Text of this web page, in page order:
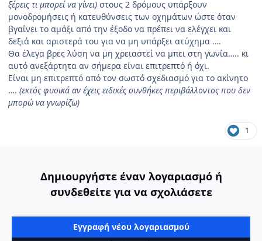
ξέρεις τι μπορεί να γίνει) στους 2 δρόμους υπάρξουν
μονοδρομήσεις ή κατευθύνσεις των οχημάτων ώστε όταν
βγαίνει το αμάξι από την έξοδο να πρέπει να ελέγχει και
δεξιά και αριστερά του για να μη υπάρξει ατύχημα ….
Θα έλεγα βρες λύση να μη χρειαστεί να μπει στη γωνία….. κι
αυτό ανεξάρτητα αν σήμερα είναι επιτρεπτό ή όχι.
Είναι μη επιτρεπτό από τον σωστό σχεδιασμό για το ακίνητο
…. (εκτός φυσικά αν έχεις ειδικές συνθήκες περιβάλλοντος που δεν
μπορώ να γνωρίζω)
1
Δημιουργήστε έναν λογαριασμό ή
συνδεθείτε για να σχολιάσετε
Εγγραφή νέου λογαριασμού